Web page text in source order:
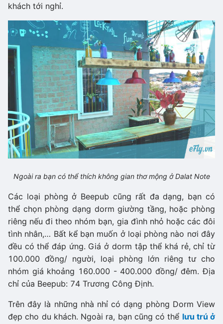
khách tới nghỉ.
Ngoài ra bạn có thể thích không gian thơ mộng ở Dalat Note
Các loại phòng ở Beepub cũng rất đa dạng, bạn có
thể chọn phòng dạng dorm giường tầng, hoặc phòng
riêng nếu đi theo nhóm bạn, gia đình nhỏ hoặc các đôi
tình nhân,… Bất kể bạn muốn ở loại phòng nào nơi đây
đều có thể đáp ứng. Giá ở dorm tập thể khá rẻ, chỉ từ
100.000 đồng/ người, loại phòng lớn riêng tư cho
nhóm giá khoảng 160.000 - 400.000 đồng/ đêm. Địa
chỉ của Beepub: 74 Trương Công Định.
Trên đây là những nhà nhỉ có dạng phòng Dorm View
đẹp cho du khách. Ngoài ra, bạn cũng có thể lưu trú ở